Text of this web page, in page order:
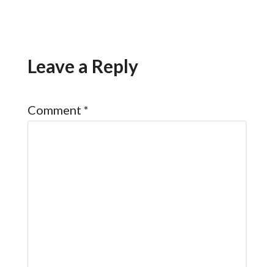
Leave a Reply
Comment *